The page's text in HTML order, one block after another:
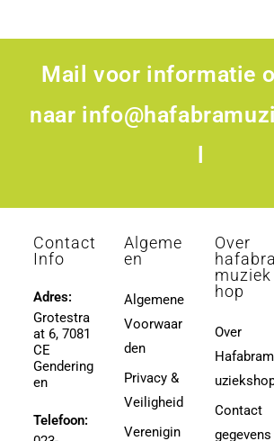
Mail voor informatie
naar
Contact
Info
Adres:
Grotestra
at 6, 7081
CE
Gendering
en
Telefoon:
Algeme
en
Algemene
Voorwaar
den
Privacy &
Veiligheid
Verenigin
Over
hafabra
muziek
hop
Over
Hafabram
Contact
gegevens